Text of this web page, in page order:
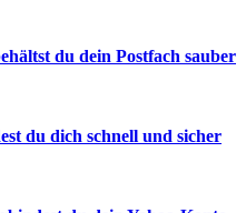
du dein Postfach sauber
du dich schnell und sicher